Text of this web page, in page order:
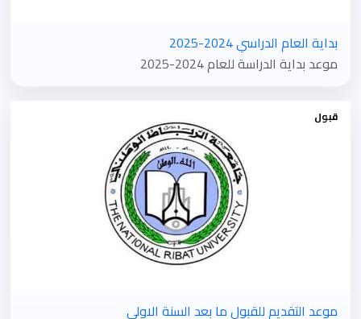
بداية العام الدراسي 2024-2025
موعد بداية الدراسة للعام 2024-2025
قبول
موعد التقديم للقبول ما بعد السنة الاولي